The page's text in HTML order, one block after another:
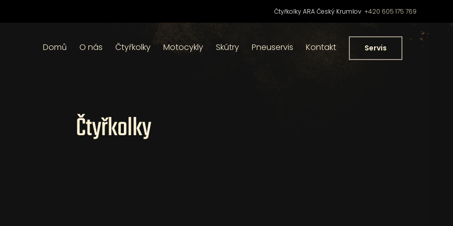
Čtyřkolky ARA Český Krumlov+420 605 175 769
Domů O nás Čtyřkolky Motocykly Skútry Pneuservis Kontakt Servis
Čtyřkolky